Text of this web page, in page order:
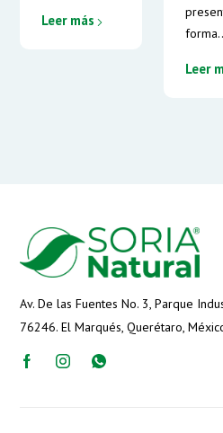
Leer más
forma..
Leer
Av. De las Fuentes No. 3, Parque
76246. El Marqués, Querétaro,